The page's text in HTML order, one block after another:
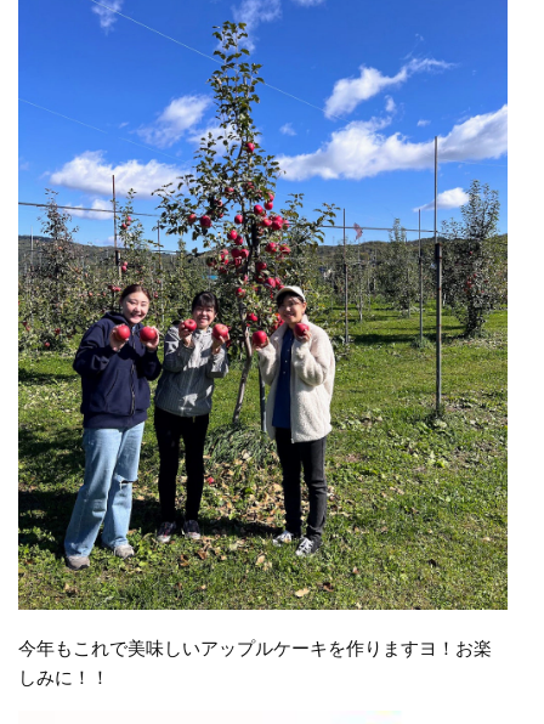
今年もこれで美味しいアップルケーキを作りますヨ！お楽
しみに！！